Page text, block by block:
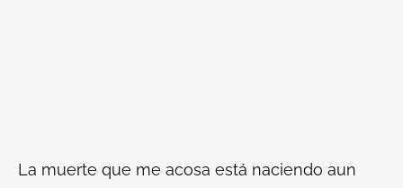
La muerte que me acosa está naciendo aun